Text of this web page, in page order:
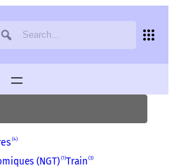
4
(NGT) 1 Train 3